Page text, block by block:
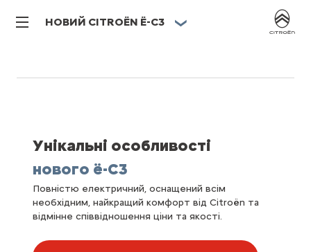
НОВИЙ CITROËN Ë-C3
Унікальні особливості
нового ë-C3
Повністю електричний, оснащений всім
необхідним, найкращий комфорт від Citroën та
відмінне співвідношення ціни та якості.